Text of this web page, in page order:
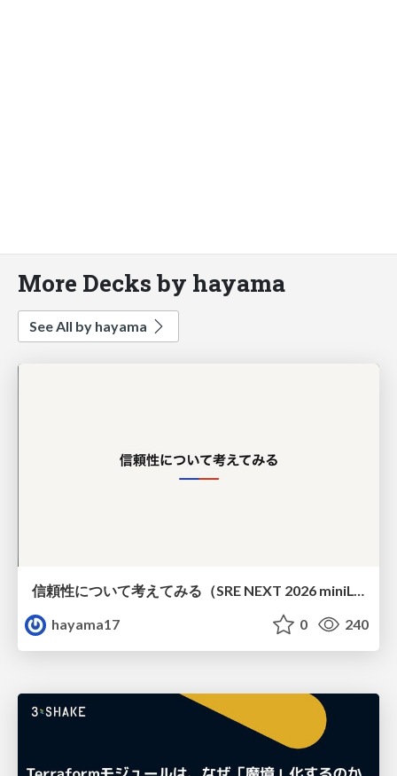
More Decks by hayama
See All by hayama
信頼性について考えてみる（SRE NEXT 2026 miniLT）
hayama17
0 240